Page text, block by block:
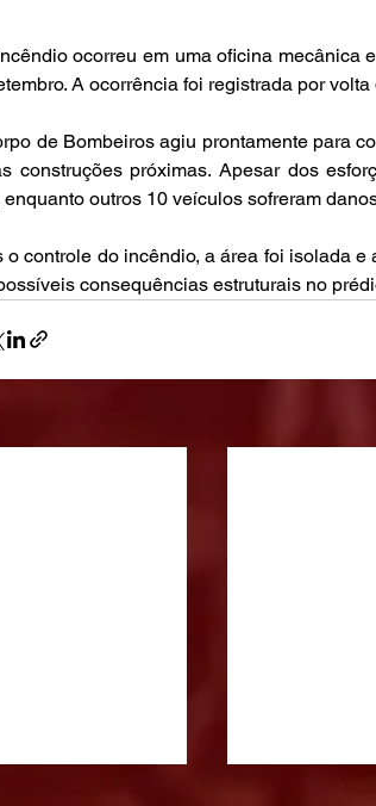
ocorreu em uma oficina mecânica
A ocorrência foi registrada por
de Bombeiros agiu prontamente para
construções próximas. Apesar dos
enquanto outros 10 veículos sofreram
o controle do incêndio, a área foi isolada
consequências estruturais no